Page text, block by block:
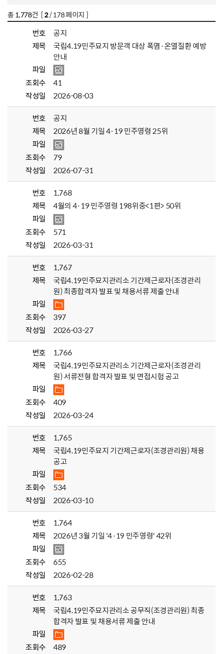
총 1,778건 [2/ 178 페이지 ]
번호
공지
제목
국립4.19민주묘지 방문객 대상 폭염·온열질환 예방
안내
파일
조회수
41
작성일
2026-08-03
번호
공지
제목
2026년 8월 기일 4·19 민주영령 25위
파일
조회수
79
작성일
2026-07-31
번호
1,768
제목
4월의 4·19 민주영령 198위중<1편> 50위
파일
조회수
571
작성일
2026-03-31
번호
1,767
제목
국립4.19민주묘지관리소 기간제근로자(조경관리
원) 최종합격자 발표 및 채용서류 제출 안내
파일
조회수
397
작성일
2026-03-27
번호
1,766
제목
국립4.19민주묘지관리소 기간제근로자(조경관리
원) 서류전형 합격자 발표 및 면접시험 공고
파일
조회수
409
작성일
2026-03-24
번호
1,765
제목
국립4.19민주묘지 기간제근로자(조경관리원) 채용
공고
파일
조회수
534
작성일
2026-03-10
번호
1,764
제목
2026년 3월 기일 '4·19 민주영령' 42위
파일
조회수
655
작성일
2026-02-28
번호
1,763
제목
국립4.19민주묘지관리소 공무직(조경관리원) 최종
합격자 발표 및 채용서류 제출 안내
파일
조회수
489